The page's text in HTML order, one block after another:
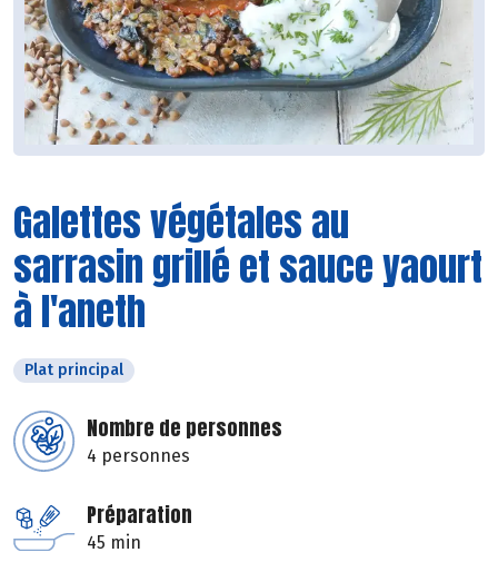
Galettes végétales au
sarrasin grillé et sauce yaourt
à l'aneth
Plat principal
Nombre de personnes
4 personnes
Préparation
45 min